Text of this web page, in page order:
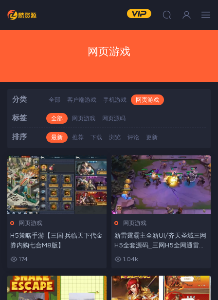
网页游戏
分类 全部 客户端游戏 手机游戏 网页游戏
标签 全部 网页游戏 网页源码
排序 最新 推荐 下载 浏览 评论 更新
网页游戏
H5策略手游【三国·兵临天下代金
券内购七合M8版】
174
网页游戏
新雷霆霸主全新UI/齐天圣域三网
H5全套源码_三网H5全网通雷霆
传奇手游_服务端_前端_表格
1.04k